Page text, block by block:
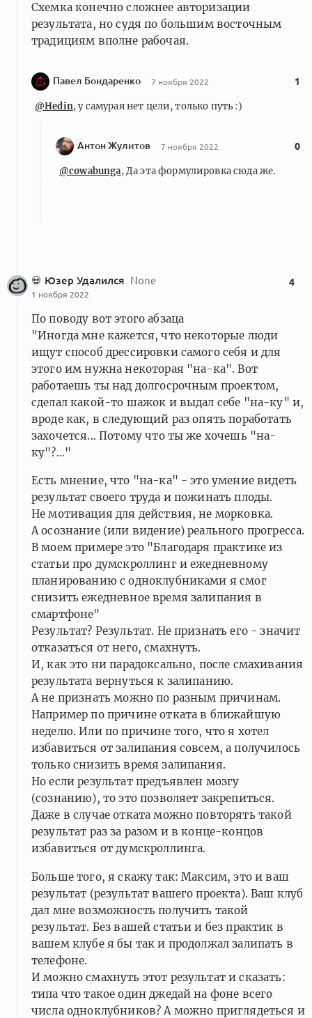
Схемка конечно сложнее авторизации
результата, но судя по большим восточным
традициям вполне рабочая.
Павел Бондаренко 7 ноября 2022 1
@Hedin, у самурая нет цели, только путь :)
Антон Жулитов 7 ноября 2022 0
@cowabunga, Да эта формулировка сюда же.
💀 Юзер Удалился None
1 ноября 2022
4
По поводу вот этого абзаца
"Иногда мне кажется, что некоторые люди
ищут способ дрессировки самого себя и для
этого им нужна некоторая "на-ка". Вот
работаешь ты над долгосрочным проектом,
сделал какой-то шажок и выдал себе "на-ку" и,
вроде как, в следующий раз опять поработать
захочется... Потому что ты же хочешь "на-
ку"?..."
Есть мнение, что "на-ка" - это умение видеть
результат своего труда и пожинать плоды.
Не мотивация для действия, не морковка.
А осознание (или видение) реального прогресса.
В моем примере это "Благодаря практике из
статьи про думскроллинг и ежедневному
планированию с одноклубниками я смог
снизить ежедневное время залипания в
смартфоне"
Результат? Результат. Не признать его - значит
отказаться от него, смахнуть.
И, как это ни парадоксально, после смахивания
результата вернуться к залипанию.
А не признать можно по разным причинам.
Например по причине отката в ближайшую
неделю. Или по причине того, что я хотел
избавиться от залипания совсем, а получилось
только снизить время залипания.
Но если результат предъявлен мозгу
(сознанию), то это позволяет закрепиться.
Даже в случае отката можно повторять такой
результат раз за разом и в конце-концов
избавиться от думскроллинга.
Больше того, я скажу так: Максим, это и ваш
результат (результат вашего проекта). Ваш клуб
дал мне возможность получить такой
результат. Без вашей статьи и без практик в
вашем клубе я бы так и продолжал залипать в
телефоне.
И можно смахнуть этот результат и сказать:
типа что такое один джедай на фоне всего
числа одноклубников? А можно приглядеться и